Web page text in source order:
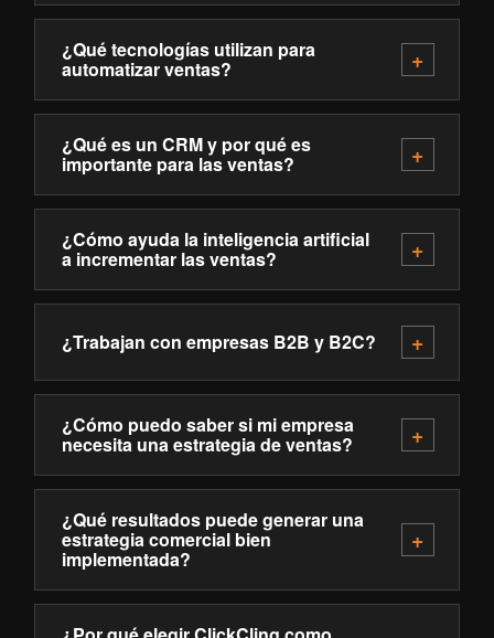
¿Qué tecnologías utilizan para
automatizar ventas?
¿Qué es un CRM y por qué es
importante para las ventas?
¿Cómo ayuda la inteligencia artificial
a incrementar las ventas?
¿Trabajan con empresas B2B y B2C?
¿Cómo puedo saber si mi empresa
necesita una estrategia de ventas?
¿Qué resultados puede generar una
estrategia comercial bien
implementada?